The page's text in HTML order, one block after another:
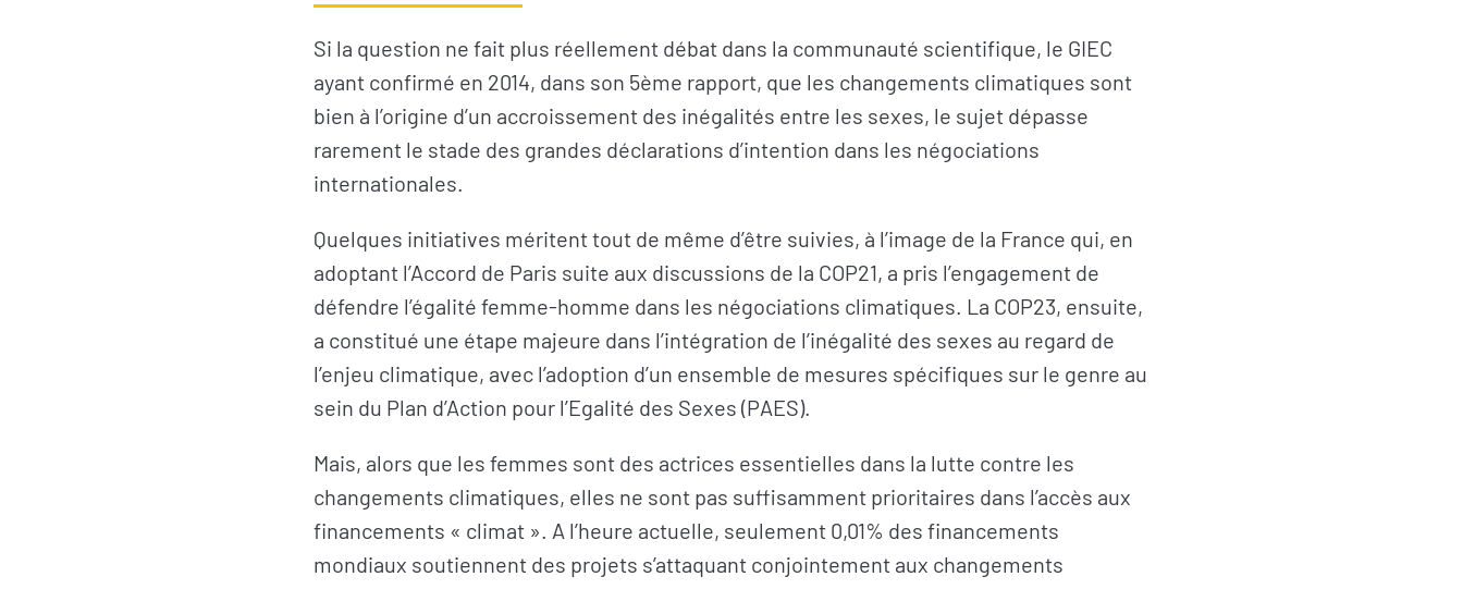
Si la question ne fait plus réellement débat dans la communauté scientifique, le GIEC
ayant confirmé en 2014, dans son 5ème rapport, que les changements climatiques sont
bien à l’origine d’un accroissement des inégalités entre les sexes, le sujet dépasse
rarement le stade des grandes déclarations d’intention dans les négociations
internationales.
Quelques initiatives méritent tout de même d’être suivies, à l’image de la France qui, en
adoptant l’Accord de Paris suite aux discussions de la COP21, a pris l’engagement de
défendre l’égalité femme-homme dans les négociations climatiques. La COP23, ensuite,
a constitué une étape majeure dans l’intégration de l’inégalité des sexes au regard de
l’enjeu climatique, avec l’adoption d’un ensemble de mesures spécifiques sur le genre au
sein du Plan d’Action pour l’Egalité des Sexes (PAES).
Mais, alors que les femmes sont des actrices essentielles dans la lutte contre les
changements climatiques, elles ne sont pas suffisamment prioritaires dans l’accès aux
financements « climat ». A l’heure actuelle, seulement 0,01% des financements
mondiaux soutiennent des projets s’attaquant conjointement aux changements